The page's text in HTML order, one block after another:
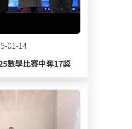
01-14
數學比賽中奪17獎